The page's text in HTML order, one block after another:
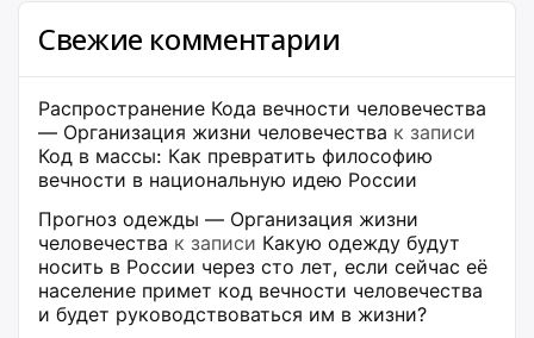
Свежие комментарии
Распространение Кода вечности человечества
— Организация жизни человечества к записи
Код в массы: Как превратить философию
вечности в национальную идею России
Прогноз одежды — Организация жизни
человечества к записи Какую одежду будут
носить в России через сто лет, если сейчас её
население примет код вечности человечества
и будет руководствоваться им в жизни?